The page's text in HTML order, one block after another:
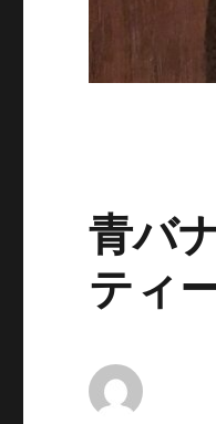
青バ
ティ